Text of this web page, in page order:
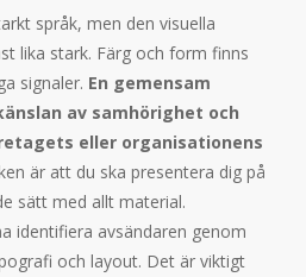
språk, men den visuella
lika stark. Färg och form finns
signaler. En gemensam
av samhörighet och
eller organisationens
är att du ska presentera dig på
sätt med allt material.
identifiera avsändaren genom
och layout. Det är viktigt